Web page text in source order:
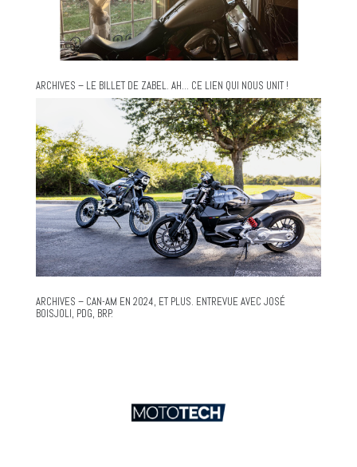
ARCHIVES – LE BILLET DE ZABEL. AH… CE LIEN QUI NOUS UNIT !
ARCHIVES – CAN-AM EN 2024, ET PLUS. ENTREVUE AVEC JOSÉ
BOISJOLI, PDG, BRP.